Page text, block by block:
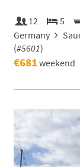
12 5
Germany
(#5601)
€681weekend